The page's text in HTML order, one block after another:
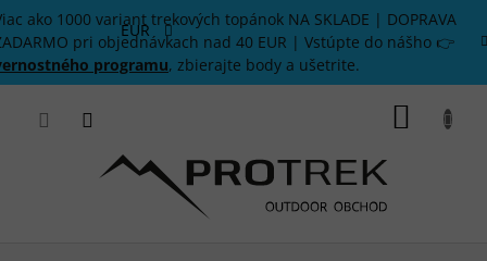
Prejsť
na
obsah
ako 1000 variant trekových topánok NA SKLADE | DOPRAVA
pri objednávkach nad 40 EUR | Vstúpte do nášho 👉
programu, zbierajte body a ušetrite.
EUR